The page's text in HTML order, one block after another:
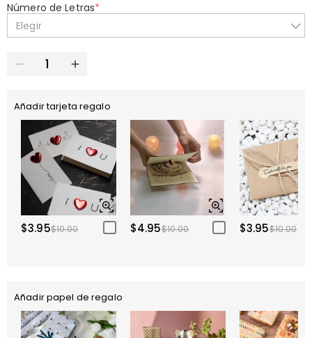
Número de Letras*
Elegir
Añadir tarjeta regalo
$3.95$10.00 $4.95$10.00 $3.95$10.00
Añadir papel de regalo